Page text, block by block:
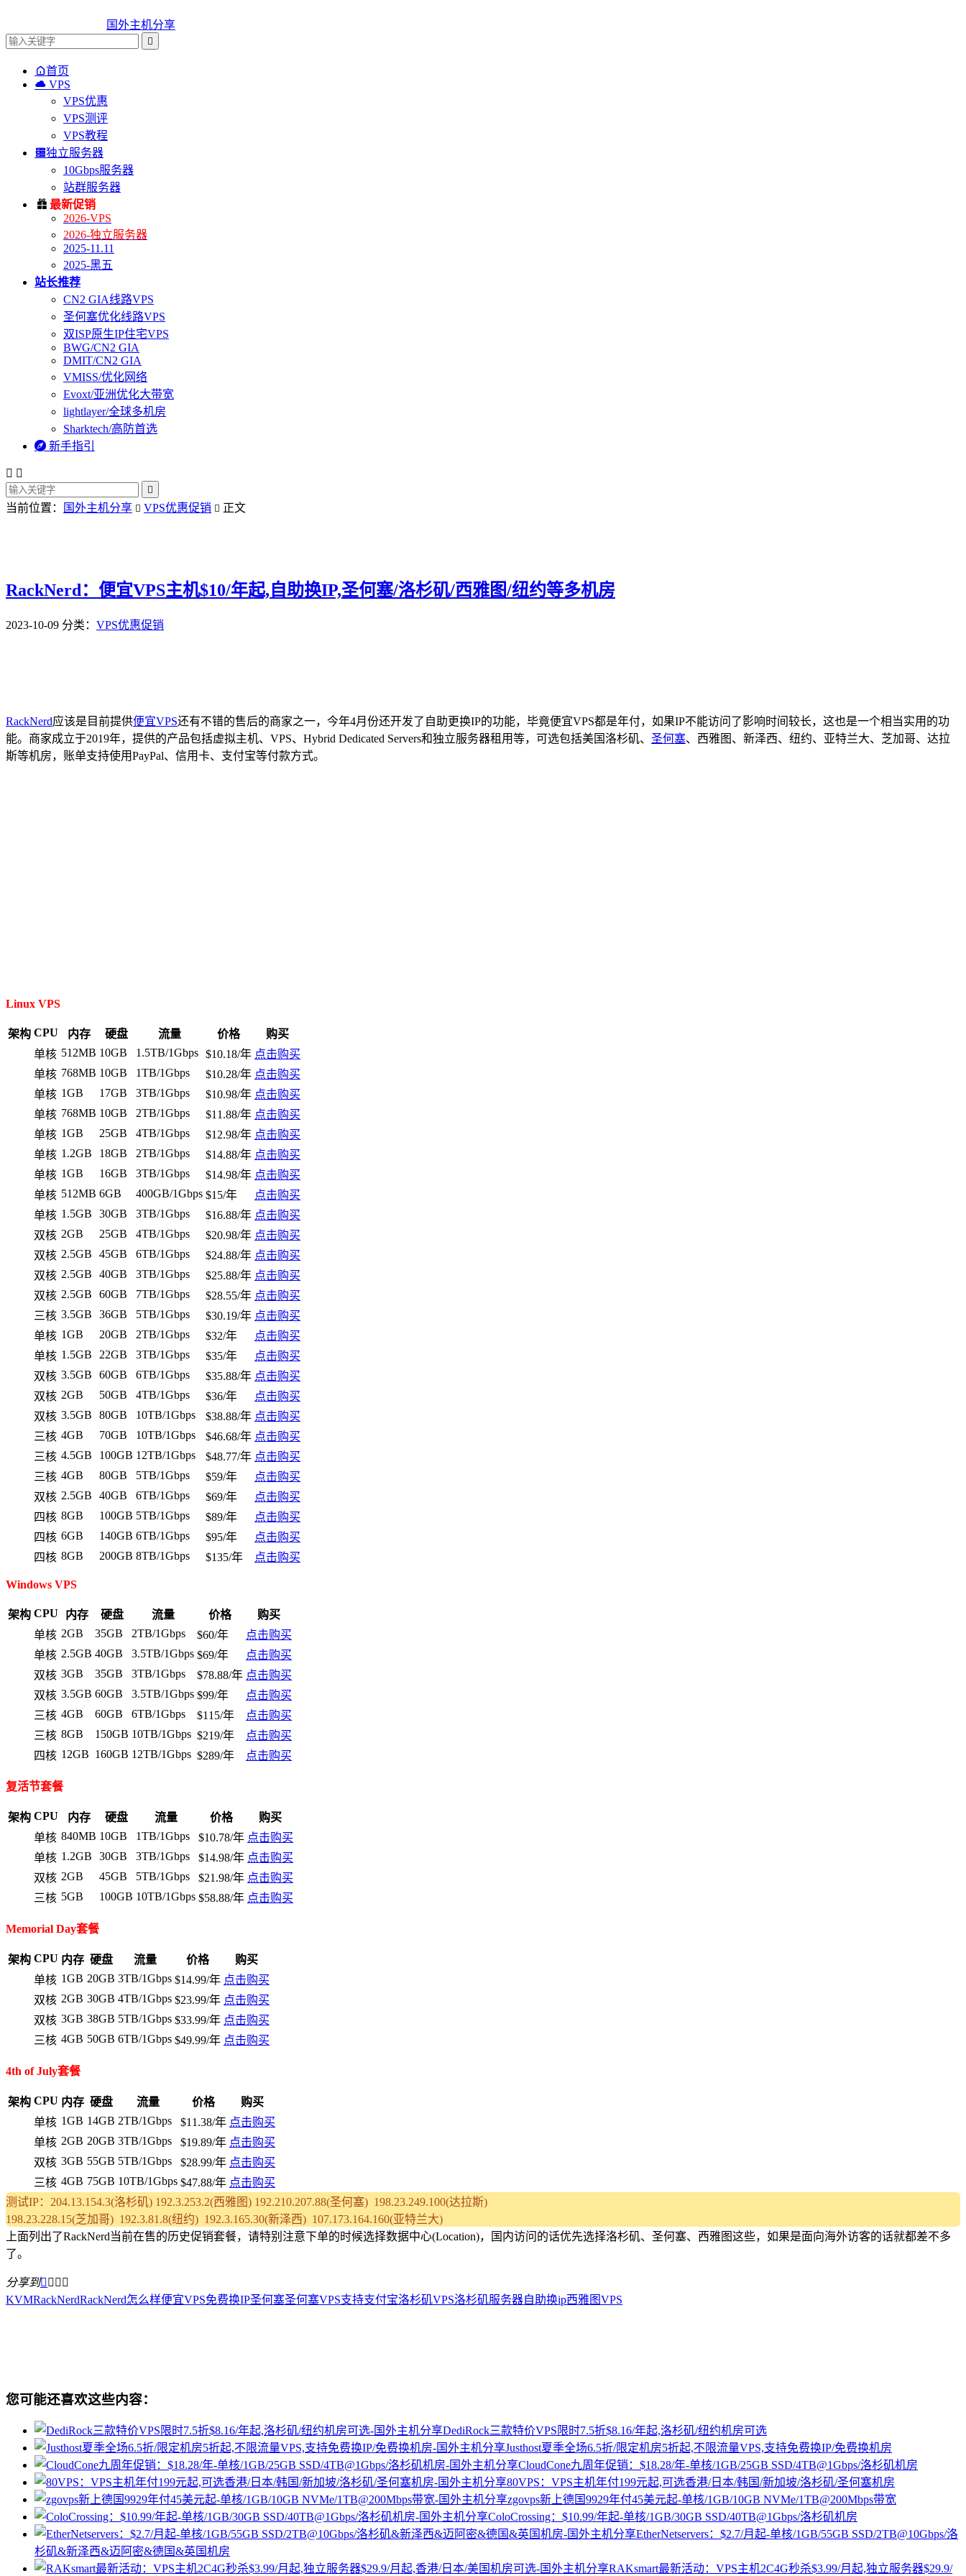
国外主机分享

首页
 VPS
VPS优惠
VPS测评
VPS教程
独立服务器
10Gbps服务器
站群服务器
 最新促销
2026-VPS
2026-独立服务器
2025-11.11
2025-黑五
站长推荐
CN2 GIA线路VPS
圣何塞优化线路VPS
双ISP原生IP住宅VPS
BWG/CN2 GIA
DMIT/CN2 GIA
VMISS/优化网络
Evoxt/亚洲优化大带宽
lightlayer/全球多机房
Sharktech/高防首选
 新手指引
 

当前位置： 国外主机分享  VPS优惠促销  正文
RackNerd：便宜VPS主机$10/年起,自助换IP,圣何塞/洛杉矶/西雅图/纽约等多机房
2023-10-09 分类： VPS优惠促销
RackNerd应该是目前提供便宜VPS还有不错的售后的商家之一，今年4月份还开发了自助更换IP的功能，毕竟便宜VPS都是年付，如果IP不能访问了影响时间较长，这也是一个相当实用的功
能。商家成立于2019年，提供的产品包括虚拟主机、VPS、Hybrid Dedicated Servers和独立服务器租用等，可选包括美国洛杉矶、 圣何塞、西雅图、新泽西、纽约、亚特兰大、芝加哥、达拉
斯等机房，账单支持使用PayPal、信用卡、支付宝等付款方式。
Linux VPS
架构 CPU 内存 硬盘 流量 价格
购买
单核 512MB 10GB 1.5TB/1Gbps $10.18/年 点击购买
单核 768MB 10GB 1TB/1Gbps $10.28/年 点击购买
单核 1GB 17GB 3TB/1Gbps $10.98/年 点击购买
单核 768MB 10GB 2TB/1Gbps $11.88/年 点击购买
单核 1GB 25GB 4TB/1Gbps $12.98/年 点击购买
单核 1.2GB 18GB 2TB/1Gbps $14.88/年 点击购买
单核 1GB 16GB 3TB/1Gbps $14.98/年 点击购买
单核 512MB 6GB 400GB/1Gbps $15/年
点击购买
单核 1.5GB 30GB 3TB/1Gbps $16.88/年 点击购买
双核 2GB 25GB 4TB/1Gbps $20.98/年 点击购买
双核 2.5GB 45GB 6TB/1Gbps $24.88/年 点击购买
双核 2.5GB 40GB 3TB/1Gbps $25.88/年 点击购买
双核 2.5GB 60GB 7TB/1Gbps $28.55/年 点击购买
三核 3.5GB 36GB 5TB/1Gbps $30.19/年 点击购买
单核 1GB 20GB 2TB/1Gbps $32/年
点击购买
单核 1.5GB 22GB 3TB/1Gbps $35/年
点击购买
双核 3.5GB 60GB 6TB/1Gbps $35.88/年 点击购买
双核 2GB 50GB 4TB/1Gbps $36/年
点击购买
双核 3.5GB 80GB 10TB/1Gbps $38.88/年 点击购买
三核 4GB 70GB 10TB/1Gbps $46.68/年 点击购买
三核 4.5GB 100GB 12TB/1Gbps $48.77/年 点击购买
三核 4GB 80GB 5TB/1Gbps $59/年
点击购买
双核 2.5GB 40GB 6TB/1Gbps $69/年
点击购买
四核 8GB 100GB 5TB/1Gbps $89/年
点击购买
四核 6GB 140GB 6TB/1Gbps $95/年
点击购买
四核 8GB 200GB 8TB/1Gbps $135/年 点击购买
Windows VPS
架构 CPU 内存 硬盘 流量 价格
购买
单核 2GB 35GB 2TB/1Gbps $60/年
点击购买
单核 2.5GB 40GB 3.5TB/1Gbps $69/年
点击购买
双核 3GB 35GB 3TB/1Gbps $78.88/年 点击购买
双核 3.5GB 60GB 3.5TB/1Gbps $99/年
点击购买
三核 4GB 60GB 6TB/1Gbps $115/年
点击购买
三核 8GB 150GB 10TB/1Gbps $219/年
点击购买
四核 12GB 160GB 12TB/1Gbps $289/年 点击购买
复活节套餐
架构 CPU 内存 硬盘 流量 价格
购买
单核 840MB 10GB 1TB/1Gbps $10.78/年 点击购买
单核 1.2GB 30GB 3TB/1Gbps $14.98/年 点击购买
双核 2GB 45GB 5TB/1Gbps $21.98/年 点击购买
三核 5GB 100GB 10TB/1Gbps $58.88/年 点击购买
Memorial Day套餐
架构 CPU 内存 硬盘 流量 价格
购买
单核 1GB 20GB 3TB/1Gbps $14.99/年 点击购买
双核 2GB 30GB 4TB/1Gbps $23.99/年 点击购买
双核 3GB 38GB 5TB/1Gbps $33.99/年 点击购买
三核 4GB 50GB 6TB/1Gbps $49.99/年 点击购买
4th of July套餐
架构 CPU 内存 硬盘 流量 价格
购买
单核 1GB 14GB 2TB/1Gbps $11.38/年 点击购买
单核 2GB 20GB 3TB/1Gbps $19.89/年 点击购买
双核 3GB 55GB 5TB/1Gbps $28.99/年 点击购买
三核 4GB 75GB 10TB/1Gbps $47.88/年 点击购买
测试IP：204.13.154.3(洛杉矶) 192.3.253.2(西雅图) 192.210.207.88(圣何塞) 198.23.249.100(达拉斯)
198.23.228.15(芝加哥) 192.3.81.8(纽约) 192.3.165.30(新泽西) 107.173.164.160(亚特兰大)
上面列出了RackNerd当前在售的历史促销套餐，请特别注意下单的时候选择数据中心(Location)，国内访问的话优先选择洛杉矶、圣何塞、西雅图这些，如果是面向海外访客的话就都差不多
了。
分享到   
KVMRackNerdRackNerd怎么样便宜VPS免费换IP圣何塞圣何塞VPS支持支付宝洛杉矶VPS洛杉矶服务器自助换ip西雅图VPS
您可能还喜欢这些内容：
DediRock三款特价VPS限时7.5折$8.16/年起,洛杉矶/纽约机房可选
Justhost夏季全场6.5折/限定机房5折起,不限流量VPS,支持免费换IP/免费换机房
CloudCone九周年促销：$18.28/年-单核/1GB/25GB SSD/4TB@1Gbps/洛杉矶机房
80VPS：VPS主机年付199元起,可选香港/日本/韩国/新加坡/洛杉矶/圣何塞机房
zgovps新上德国9929年付45美元起-单核/1GB/10GB NVMe/1TB@200Mbps带宽
ColoCrossing：$10.99/年起-单核/1GB/30GB SSD/40TB@1Gbps/洛杉矶机房
EtherNetservers：$2.7/月起-单核/1GB/55GB SSD/2TB@10Gbps/洛
杉矶&新泽西&迈阿密&德国&英国机房
RAKsmart最新活动：VPS主机2C4G秒杀$3.99/月起,独立服务器$29.9/